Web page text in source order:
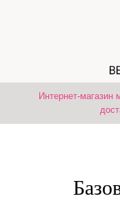
Интернет-магазин